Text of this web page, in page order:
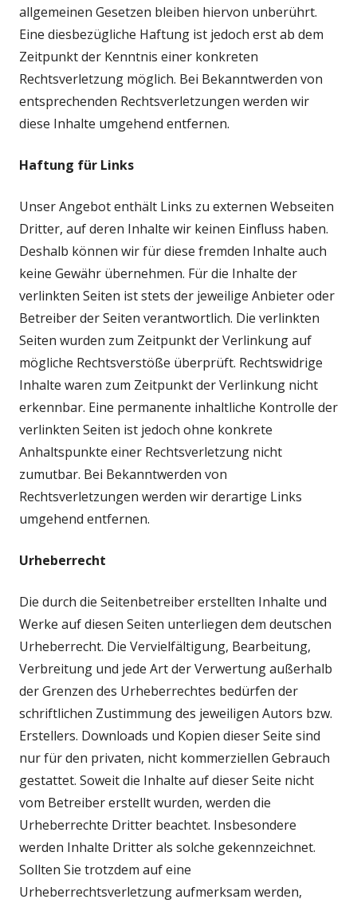
allgemeinen Gesetzen bleiben hiervon unberührt.
Eine diesbezügliche Haftung ist jedoch erst ab dem
Zeitpunkt der Kenntnis einer konkreten
Rechtsverletzung möglich. Bei Bekanntwerden von
entsprechenden Rechtsverletzungen werden wir
diese Inhalte umgehend entfernen.
Haftung für Links
Unser Angebot enthält Links zu externen Webseiten
Dritter, auf deren Inhalte wir keinen Einfluss haben.
Deshalb können wir für diese fremden Inhalte auch
keine Gewähr übernehmen. Für die Inhalte der
verlinkten Seiten ist stets der jeweilige Anbieter oder
Betreiber der Seiten verantwortlich. Die verlinkten
Seiten wurden zum Zeitpunkt der Verlinkung auf
mögliche Rechtsverstöße überprüft. Rechtswidrige
Inhalte waren zum Zeitpunkt der Verlinkung nicht
erkennbar. Eine permanente inhaltliche Kontrolle der
verlinkten Seiten ist jedoch ohne konkrete
Anhaltspunkte einer Rechtsverletzung nicht
zumutbar. Bei Bekanntwerden von
Rechtsverletzungen werden wir derartige Links
umgehend entfernen.
Urheberrecht
Die durch die Seitenbetreiber erstellten Inhalte und
Werke auf diesen Seiten unterliegen dem deutschen
Urheberrecht. Die Vervielfältigung, Bearbeitung,
Verbreitung und jede Art der Verwertung außerhalb
der Grenzen des Urheberrechtes bedürfen der
schriftlichen Zustimmung des jeweiligen Autors bzw.
Erstellers. Downloads und Kopien dieser Seite sind
nur für den privaten, nicht kommerziellen Gebrauch
gestattet. Soweit die Inhalte auf dieser Seite nicht
vom Betreiber erstellt wurden, werden die
Urheberrechte Dritter beachtet. Insbesondere
werden Inhalte Dritter als solche gekennzeichnet.
Sollten Sie trotzdem auf eine
Urheberrechtsverletzung aufmerksam werden,